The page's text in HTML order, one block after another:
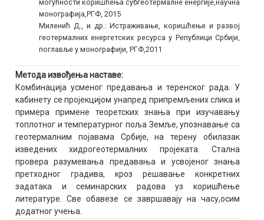
могућности коришћења субгеотермалне енергије,научна
монографија,РГФ, 2015
Миленић Д., и др.: Истраживање, коришћење и развој
геотермалних енергетских ресурса у Републици Србији,
поглавље у монографији, РГФ,2011
Метода извођења наставе:
Комбинација усменог предавања и теренског рада. У
кабинету се пројекцијом унапред припремљених слика и
примера примене теоретских знања при изучавању
топлотног и температурног поља Земље, упознавање са
геотермалним појавама Србије, на терену обилазак
изведених хидрогеотермалних пројеката. Стална
провера разумевања предавања и усвојеног знања
претходног градива, кроз решавање конкретних
задатака и семинарских радова уз коришћење
литературе. Све обавезе се завршавају на часу,осим
додатног учења.